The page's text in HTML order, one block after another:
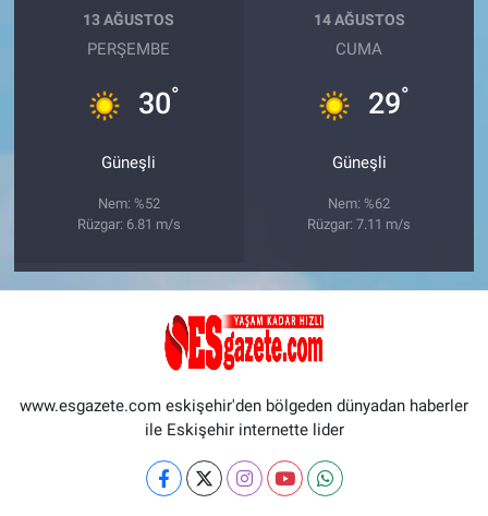
13 AĞUSTOS
PERŞEMBE
30°
Güneşli
Nem: %52
Rüzgar: 6.81 m/s
14 AĞUSTOS
CUMA
29°
Güneşli
Nem: %62
Rüzgar: 7.11 m/s
www.esgazete.com eskişehir'den bölgeden dünyadan haberler
ile Eskişehir internette lider